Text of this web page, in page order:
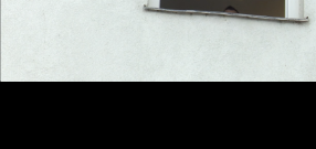
Video